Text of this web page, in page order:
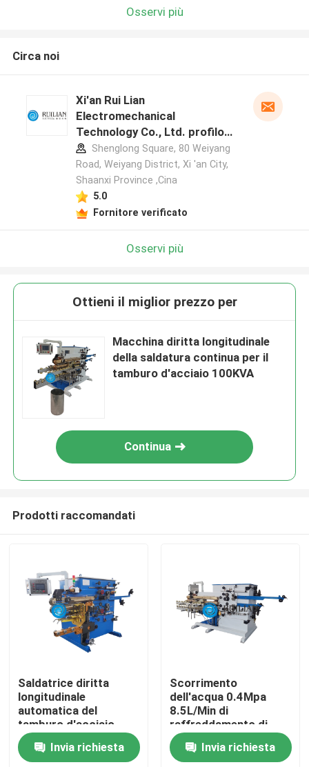
Casa
Chi siamo
Contatti
Osservi più
Circa noi
Xi'an Rui Lian
Electromechanical
Technology Co., Ltd. profilo
del produttore
Shenglong Square, 80 Weiyang
Road, Weiyang District, Xi 'an City,
Shaanxi Province ,Cina
5.0
Fornitore verificato
Osservi più
Ottieni il miglior prezzo per
Macchina diritta longitudinale
della saldatura continua per il
tamburo d'acciaio 100KVA
Continua
Prodotti raccomandati
Saldatrice diritta
longitudinale
automatica del
tamburo d'acciaio
della cucitura dei semi
Invia richiesta
Scorrimento
dell'acqua 0.4Mpa
8.5L/Min di
raffreddamento di
macchina della
saldatura longitudinale
Invia richiesta